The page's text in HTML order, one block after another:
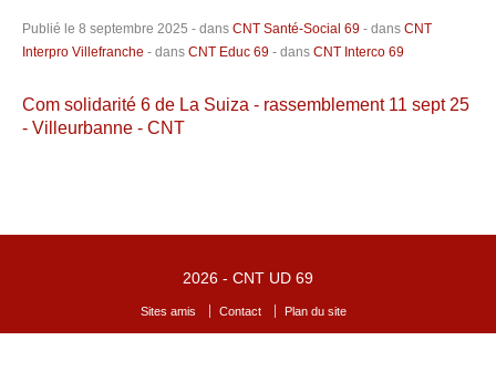
Publié le 8 septembre 2025 - dans CNT Santé-Social 69 - dans CNT
Interpro Villefranche - dans CNT Educ 69 - dans CNT Interco 69
Com solidarité 6 de La Suiza - rassemblement 11 sept 25
- Villeurbanne - CNT
2026 - CNT UD 69
Sites amis Contact Plan du site